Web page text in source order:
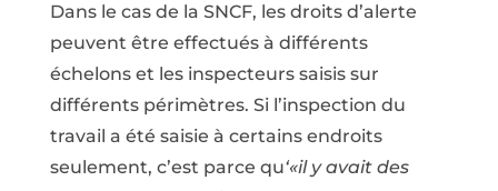
Dans le cas de la SNCF, les droits d’alerte
peuvent être effectués à différents
échelons et les inspecteurs saisis sur
différents périmètres. Si l’inspection du
travail a été saisie à certains endroits
seulement, c’est parce qu‘«il y avait des